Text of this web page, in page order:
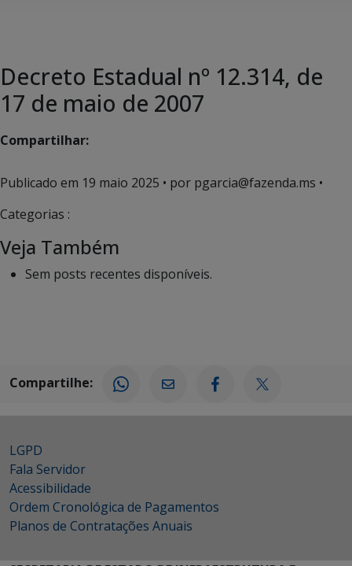
Decreto Estadual nº 12.314, de
17 de maio de 2007
Compartilhar:
Publicado em 19 maio 2025 • por pgarcia@fazenda.ms •
Categorias :
Veja Também
Sem posts recentes disponíveis.
Compartilhe:
LGPD
Fala Servidor
Acessibilidade
Ordem Cronológica de Pagamentos
Planos de Contratações Anuais